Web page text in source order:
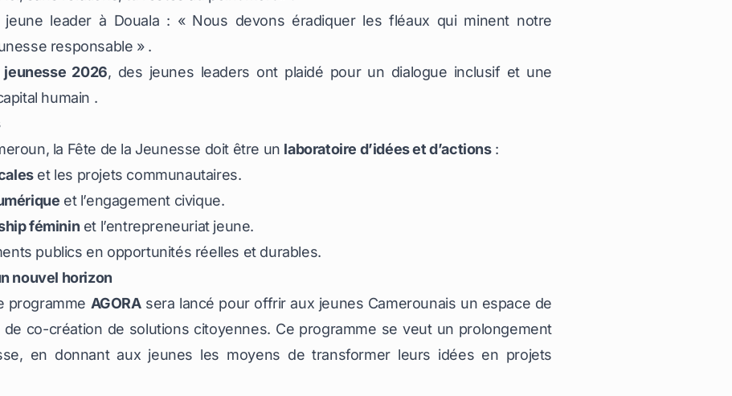
jeune leader à Douala : « Nous devons éradiquer les fléaux qui minent notre
responsable ».
2026, des jeunes leaders ont plaidé pour un dialogue inclusif et une
humain .
la Fête de la Jeunesse doit être un laboratoire d’idées et d’actions:
et les projets communautaires.
et l’engagement civique.
féminin et l’entrepreneuriat jeune.
publics en opportunités réelles et durables.
nouvel horizon
programme AGORAsera lancé pour offrir aux jeunes Camerounais un espace de
co-création de solutions citoyennes. Ce programme se veut un prolongement
en donnant aux jeunes les moyens de transformer leurs idées en projets